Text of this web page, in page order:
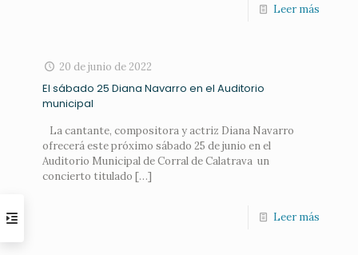
Leer más
20 de junio de 2022
El sábado 25 Diana Navarro en el Auditorio
municipal
La cantante, compositora y actriz Diana Navarro
ofrecerá este próximo sábado 25 de junio en el
Auditorio Municipal de Corral de Calatrava un
concierto titulado […]
Leer más